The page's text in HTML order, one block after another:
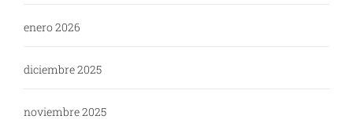
enero 2026
diciembre 2025
noviembre 2025